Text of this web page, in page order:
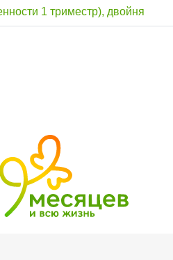
1 триместр), двойня